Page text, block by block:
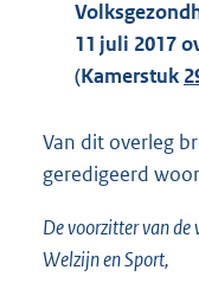
11 juli 2017
(Kamerstuk
Van dit overleg
geredigeerd
De voorzitter van de
Welzijn en Sport,